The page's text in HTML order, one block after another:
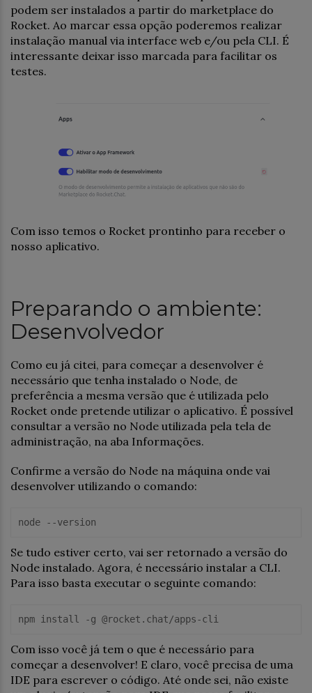
podem ser instalados a partir do marketplace do
Rocket. Ao marcar essa opção poderemos realizar
instalação manual via interface web e/ou pela CLI. É
interessante deixar isso marcada para facilitar os
testes.
Com isso temos o Rocket prontinho para receber o
nosso aplicativo.
Preparando o ambiente:
Desenvolvedor
Como eu já citei, para começar a desenvolver é
necessário que tenha instalado o Node, de
preferência a mesma versão que é utilizada pelo
Rocket onde pretende utilizar o aplicativo. É possível
consultar a versão no Node utilizada pela tela de
administração, na aba Informações.
Confirme a versão do Node na máquina onde vai
desenvolver utilizando o comando:
node --version
Se tudo estiver certo, vai ser retornado a versão do
Node instalado. Agora, é necessário instalar a CLI.
Para isso basta executar o seguinte comando:
npm install -g @rocket.chat/apps-cli
Com isso você já tem o que é necessário para
começar a desenvolver! E claro, você precisa de uma
IDE para escrever o código. Até onde sei, não existe